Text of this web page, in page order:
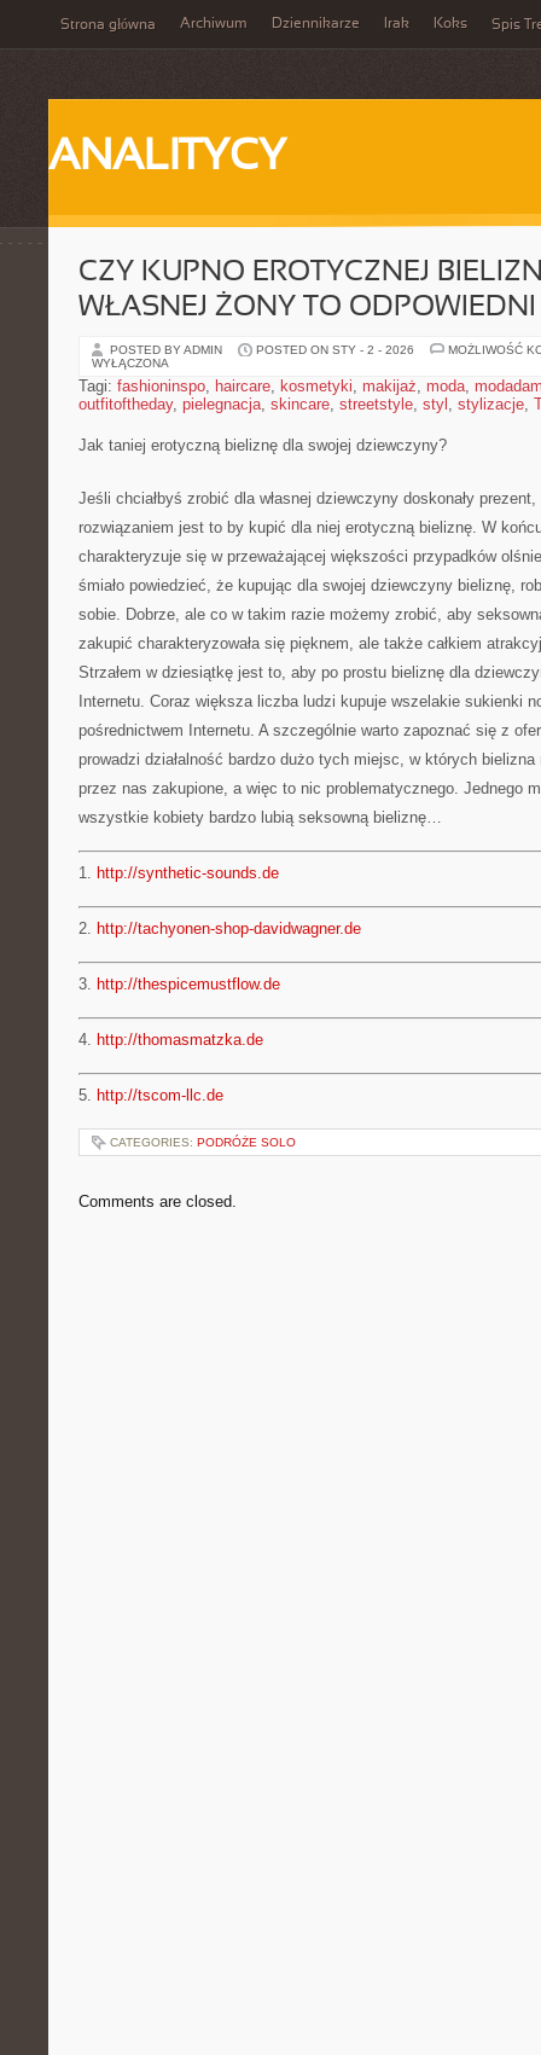
Strona główna Archiwum Dziennikarze Irak Koks Spis
ANALITYCY
CZY KUPNO EROTYCZNEJ
WŁASNEJ ŻONY TO
POSTED BY ADMIN POSTED ON STY - 2 - 2026
MOŻLIWOŚĆ
WYŁĄCZONA
Tagi: fashioninspo, haircare, kosmetyki, makijaż, moda,
outfitoftheday, pielegnacja, skincare, streetstyle, styl , stylizacje,
Jak taniej erotyczną bieliznę dla swojej dziewczyny?
Jeśli chciałbyś zrobić dla własnej dziewczyny doskonały
rozwiązaniem jest to by kupić dla niej erotyczną bieliznę. W
charakteryzuje się w przeważającej większości przypadków
śmiało powiedzieć, że kupując dla swojej dziewczyny bieliznę,
sobie. Dobrze, ale co w takim razie możemy zrobić, aby
zakupić charakteryzowała się pięknem, ale także całkiem
Strzałem w dziesiątkę jest to, aby po prostu bieliznę dla
Internetu. Coraz większa liczba ludzi kupuje wszelakie sukienki
pośrednictwem Internetu. A szczególnie warto zapoznać się z
prowadzi działalność bardzo dużo tych miejsc, w których
przez nas zakupione, a więc to nic problematycznego. Jednego
wszystkie kobiety bardzo lubią seksowną bieliznę…
1. http://synthetic-sounds.de
2. http://tachyonen-shop-davidwagner.de
3. http://thespicemustflow.de
4. http://thomasmatzka.de
5. http://tscom-llc.de
CATEGORIES: PODRÓŻE SOLO
Comments are closed.